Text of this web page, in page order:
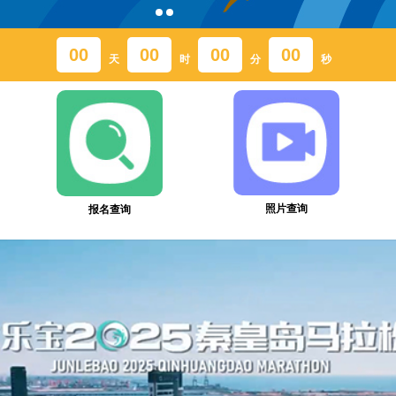
00 天 00 时 00 分 00 秒
报名查询 照片查询